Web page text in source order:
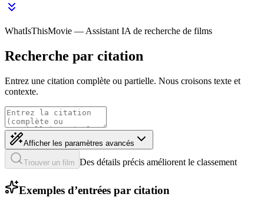
WhatIsThisMovie — Assistant IA de recherche de films
Recherche par citation
Entrez une citation complète ou partielle. Nous croisons texte et
contexte.
Afficher les paramètres avancés
Trouver un film Des détails précis améliorent le classement
Exemples d’entrées par citation